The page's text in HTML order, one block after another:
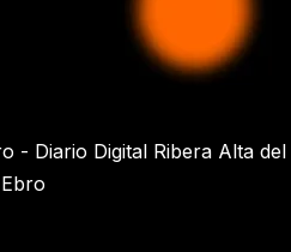
- Diario Digital Ribera Alta del
Ebro